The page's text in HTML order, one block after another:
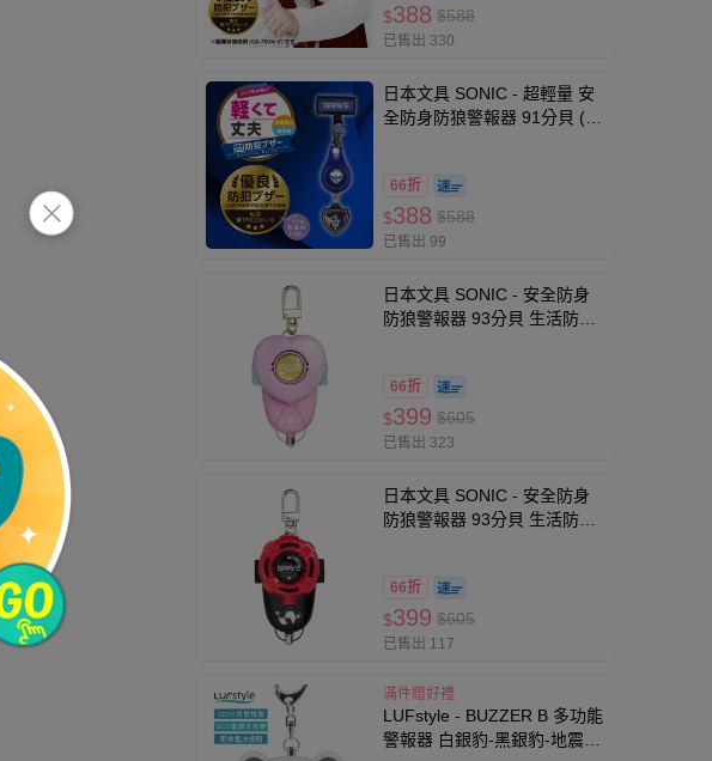
$388 $588
已售出 330
日本文具 SONIC - 超輕量 安
全防身防狼警報器 91分貝 (附
66折
$388 $588
已售出 99
日本文具 SONIC - 安全防身
防狼警報器 93分貝 生活防水
66折
$399 $605
已售出 323
日本文具 SONIC - 安全防身
防狼警報器 93分貝 生活防水
66折
$399 $605
已售出 117
滿件贈好禮
LUFstyle - BUZZER B 多功能
警報器 白銀豹-黑銀豹-地震求